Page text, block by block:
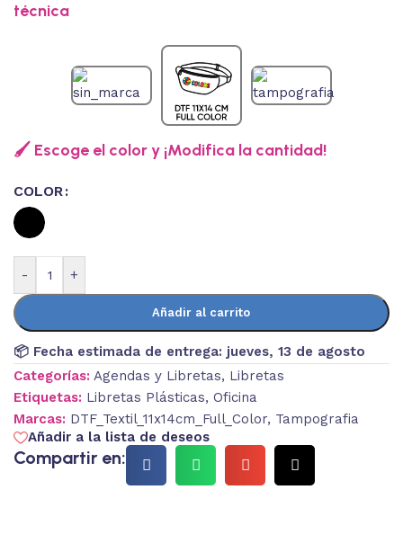
técnica
🖌️ Escoge el color y ¡Modifica la cantidad!
COLOR
- +
Añadir al carrito
📦 Fecha estimada de entrega: jueves, 13 de agosto
Categorías: Agendas y Libretas, Libretas
Etiquetas: Libretas Plásticas, Oficina
Marcas: DTF_Textil_11x14cm_Full_Color, Tampografia
Añadir a la lista de deseos
Compartir en: